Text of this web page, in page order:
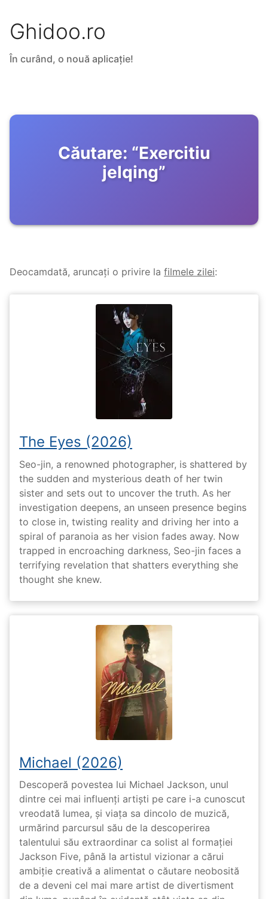
Ghidoo.ro
În curând, o nouă aplicație!
Căutare: “Exercitiu
jelqing”
Deocamdată, aruncați o privire la filmele zilei:
The Eyes (2026)
Seo-jin, a renowned photographer, is shattered by
the sudden and mysterious death of her twin
sister and sets out to uncover the truth. As her
investigation deepens, an unseen presence begins
to close in, twisting reality and driving her into a
spiral of paranoia as her vision fades away. Now
trapped in encroaching darkness, Seo-jin faces a
terrifying revelation that shatters everything she
thought she knew.
Michael (2026)
Descoperă povestea lui Michael Jackson, unul
dintre cei mai influenți artiști pe care i-a cunoscut
vreodată lumea, și viața sa dincolo de muzică,
urmărind parcursul său de la descoperirea
talentului său extraordinar ca solist al formației
Jackson Five, până la artistul vizionar a cărui
ambiție creativă a alimentat o căutare neobosită
de a deveni cel mai mare artist de divertisment